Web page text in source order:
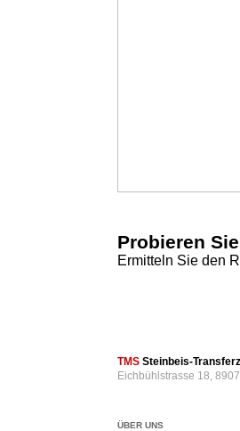
Probieren
Ermitteln Sie den
TMS Steinbeis-
Eichbühlstrasse 18,
ÜBER UNS